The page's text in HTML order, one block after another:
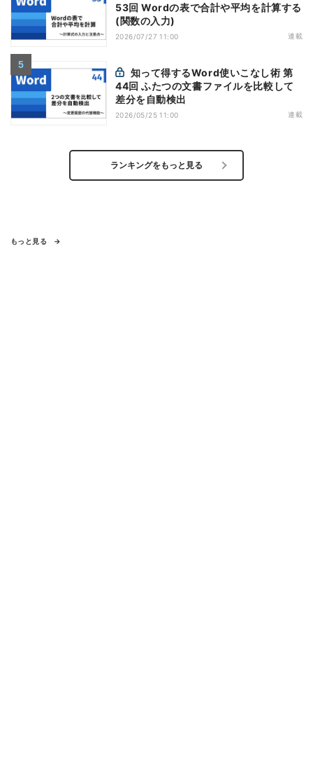
53回 Wordの表で合計や平均を計算する
(関数の入力)
2026/07/27 11:00 連載
44回 ふたつの文書ファイルを比較して
差分を自動検出
2026/05/25 11:00 連載
ランキングをもっと見る
もっと見る